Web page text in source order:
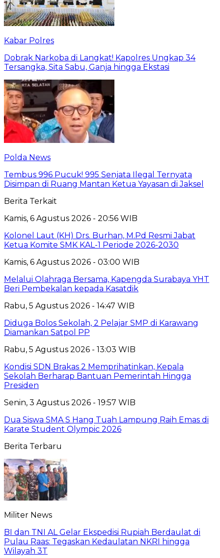
Kabar Polres
Dobrak Narkoba di Langkat! Kapolres Ungkap 34
Tersangka, Sita Sabu, Ganja hingga Ekstasi
Polda News
Tembus 996 Pucuk! 995 Senjata Ilegal Ternyata
Disimpan di Ruang Mantan Ketua Yayasan di Jaksel
Berita Terkait
Kamis, 6 Agustus 2026 - 20:56 WIB
Kolonel Laut (KH) Drs. Burhan, M.Pd Resmi Jabat
Ketua Komite SMK KAL-1 Periode 2026-2030
Kamis, 6 Agustus 2026 - 03:00 WIB
Melalui Olahraga Bersama, Kapengda Surabaya YHT
Beri Pembekalan kepada Kasatdik
Rabu, 5 Agustus 2026 - 14:47 WIB
Diduga Bolos Sekolah, 2 Pelajar SMP di Karawang
Diamankan Satpol PP
Rabu, 5 Agustus 2026 - 13:03 WIB
Kondisi SDN Brakas 2 Memprihatinkan, Kepala
Sekolah Berharap Bantuan Pemerintah Hingga
Presiden
Senin, 3 Agustus 2026 - 19:57 WIB
Dua Siswa SMA S Hang Tuah Lampung Raih Emas di
Karate Student Olympic 2026
Berita Terbaru
Militer News
BI dan TNI AL Gelar Ekspedisi Rupiah Berdaulat di
Pulau Raas: Tegaskan Kedaulatan NKRI hingga
Wilayah 3T